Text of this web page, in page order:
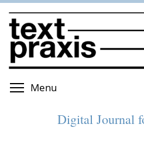
Skip
to
main
content
Menu
Digital Journal